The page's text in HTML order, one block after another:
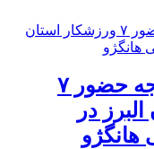
۲ مدال برنز نتیجه حضور ۷
در
هانگژو